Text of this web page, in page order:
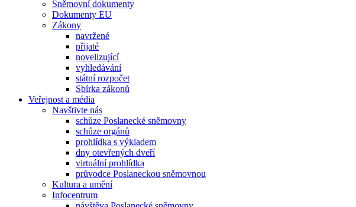
Sněmovní dokumenty
Dokumenty EU
Zákony
navržené
přijaté
novelizující
vyhledávání
státní rozpočet
Sbírka zákonů
Veřejnost a média
Navštivte nás
schůze Poslanecké sněmovny
schůze orgánů
prohlídka s výkladem
dny otevřených dveří
virtuální prohlídka
průvodce Poslaneckou sněmovnou
Kultura a umění
Infocentrum